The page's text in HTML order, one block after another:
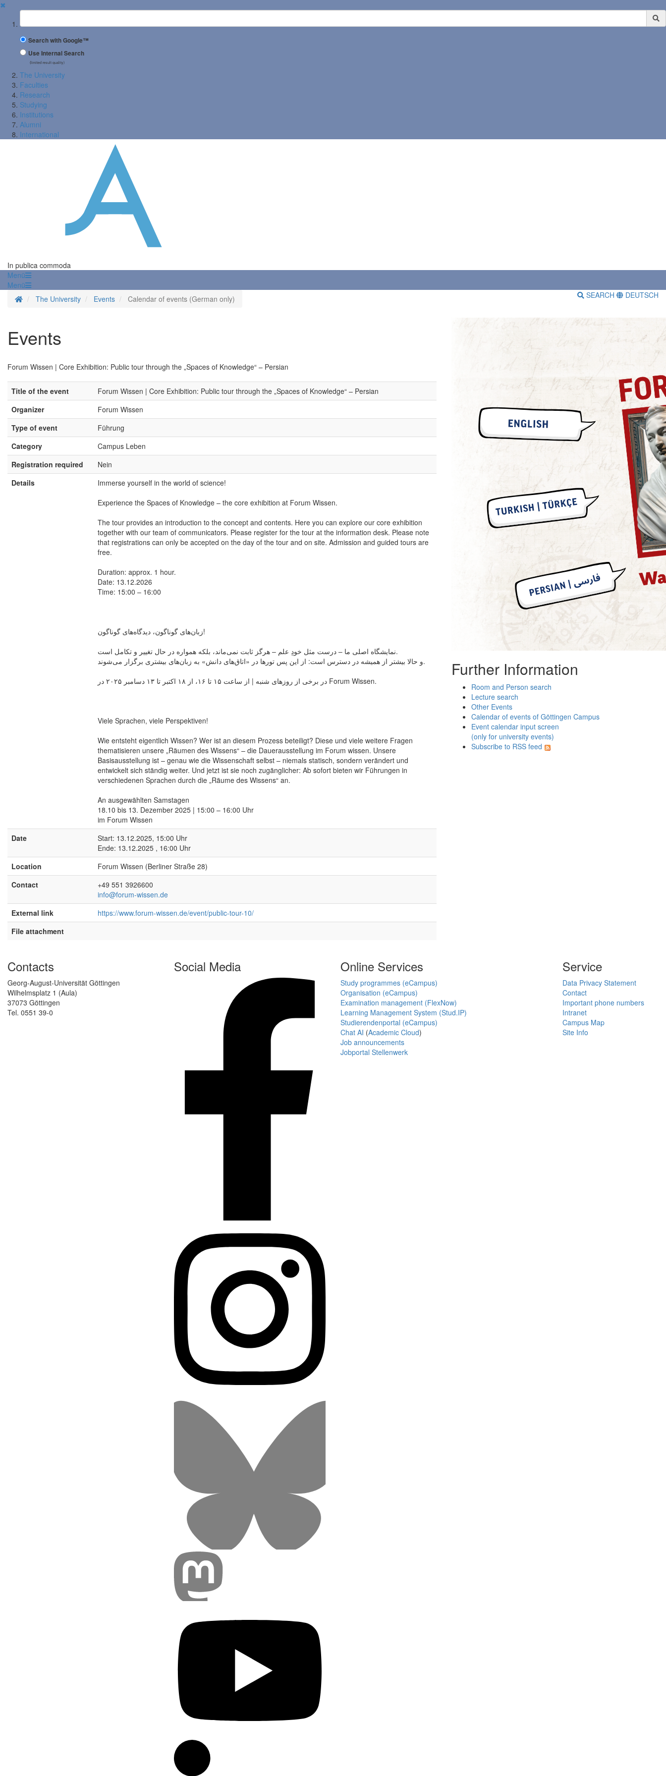
✖
Suchbegriff
Search with Google™
Use Internal Search
(limited result quality)
The University
Faculties
Research
Studying
Institutions
Alumni
International
In publica commoda
Menü
Menü
Homepage
The University Events Calendar of events (German only) SEARCH DEUTSCH
Events
Forum Wissen | Core Exhibition: Public tour through the „Spaces of Knowledge“ – Persian
Title of the event
Forum Wissen | Core Exhibition: Public tour through the „Spaces of Knowledge“ – Persian
Organizer
Forum Wissen
Type of event
Führung
Category
Campus Leben
Registration required
Nein
Details
Immerse yourself in the world of science!
Experience the Spaces of Knowledge – the core exhibition at Forum Wissen.
The tour provides an introduction to the concept and contents. Here you can explore our core exhibition
together with our team of communicators. Please register for the tour at the information desk. Please note
that registrations can only be accepted on the day of the tour and on site. Admission and guided tours are
free.
Duration: approx. 1 hour.
Date: 13.12.2026
Time: 15:00 – 16:00
زبان‌های گوناگون، دیدگاه‌های گوناگون!
نمایشگاه اصلی ما – درست مثل خودِ علم – هرگز ثابت نمی‌ماند، بلکه همواره در حال تغییر و تکامل است.
و حالا بیشتر از همیشه در دسترس است: از این پس تورها در «اتاق‌های دانش» به زبان‌های بیشتری برگزار می‌شوند.
در برخی از روزهای شنبه‌ | از ساعت ۱۵ تا ۱۶، از ۱۸ اکتبر تا ۱۳ دسامبر ۲۰۲۵ در Forum Wissen.
Viele Sprachen, viele Perspektiven!
Wie entsteht eigentlich Wissen? Wer ist an diesem Prozess beteiligt? Diese und viele weitere Fragen
thematisieren unsere „Räumen des Wissens“ – die Dauerausstellung im Forum wissen. Unsere
Basisausstellung ist – genau wie die Wissenschaft selbst – niemals statisch, sondern verändert und
entwickelt sich ständig weiter. Und jetzt ist sie noch zugänglicher: Ab sofort bieten wir Führungen in
verschiedenen Sprachen durch die „Räume des Wissens“ an.
An ausgewählten Samstagen
18.10 bis 13. Dezember 2025 | 15:00 – 16:00 Uhr
im Forum Wissen
Date
Start: 13.12.2025, 15:00 Uhr
Ende: 13.12.2025 , 16:00 Uhr
Location
Forum Wissen (Berliner Straße 28)
Contact
+49 551 3926600
info@forum-wissen.de
External link
https://www.forum-wissen.de/event/public-tour-10/
File attachment
Further Information
Room and Person search
Lecture search
Other Events
Calendar of events of Göttingen Campus
Event calendar input screen
(only for university events)
Subscribe to RSS feed
Contacts
Georg-August-Universität Göttingen
Wilhelmsplatz 1 (Aula)
37073 Göttingen
Tel. 0551 39-0
Social Media Online Services
Study programmes (eCampus)
Organisation (eCampus)
Examination management (FlexNow)
Learning Management System (Stud.IP)
Studierendenportal (eCampus)
Chat AI (Academic Cloud)
Job announcements
Jobportal Stellenwerk
Service
Data Privacy Statement
Contact
Important phone numbers
Intranet
Campus Map
Site Info